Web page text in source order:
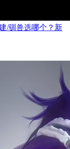
/驯兽选哪个？新